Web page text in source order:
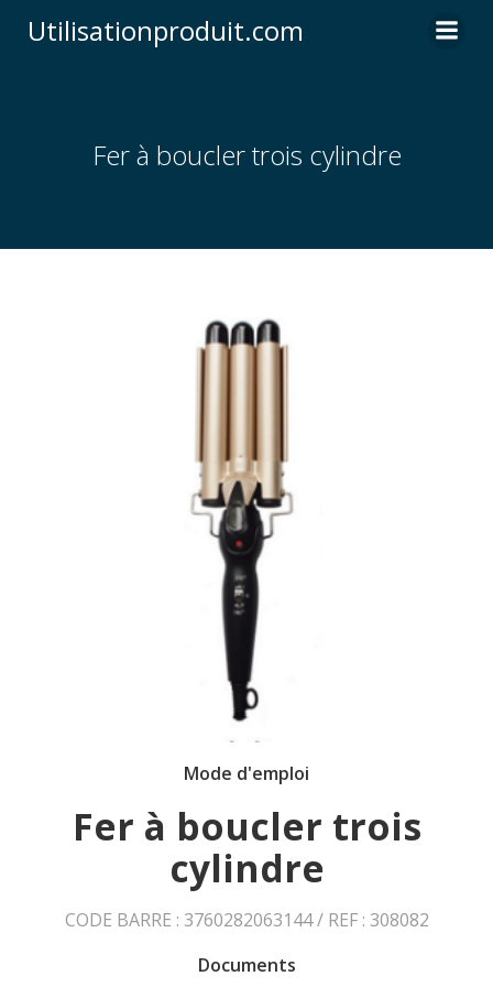
to
Utilisationproduit.com
Fer à boucler trois cylindre
Mode d'emploi
Fer à boucler trois
cylindre
CODE BARRE : 3760282063144 / REF : 308082
Documents